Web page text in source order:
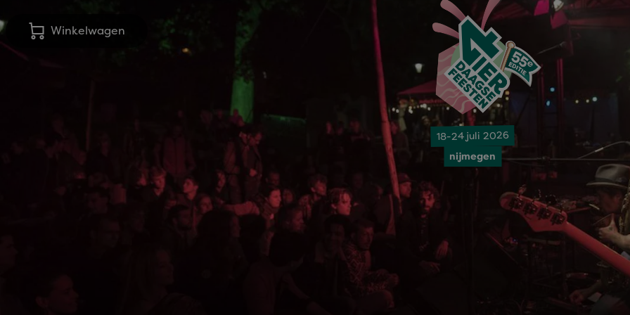
Winkelwagen
18-24 juli 2026
nijmegen